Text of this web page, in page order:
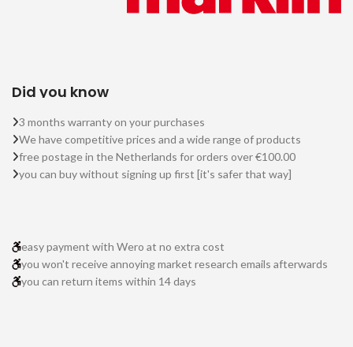
Did you know
3 months warranty on your purchases
We have competitive prices and a wide range of products
free postage in the Netherlands for orders over €100.00
you can buy without signing up first [it's safer that way]
easy payment with Wero at no extra cost
you won't receive annoying market research emails afterwards
you can return items within 14 days